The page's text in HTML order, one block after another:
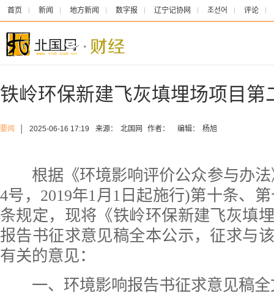
首页 新闻 地方新闻 数字报 辽宁记协网 조선어 评论
铁岭环保新建飞灰填埋场项目第
要闻 2025-06-16 17:19 来源： 北国网 作者： 编辑： 杨旭
根据《环境影响评价公众参与办法
4号，2019年1月1日起施行)第十条、
条规定，现将《铁岭环保新建飞灰填
报告书征求意见稿全本公示，征求与
有关的意见：
一、环境影响报告书征求意见稿全